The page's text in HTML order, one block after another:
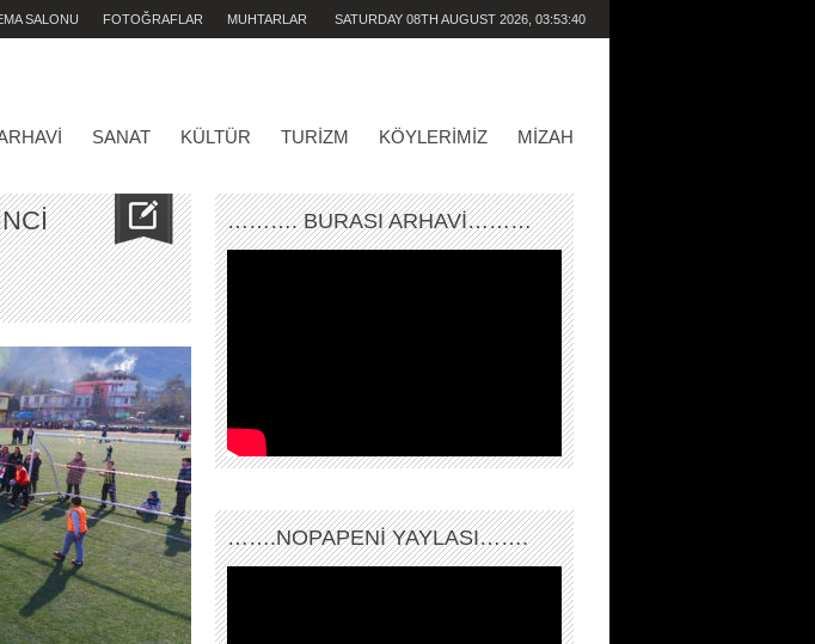
SALONU FOTOĞRAFLAR MUHTARLAR SATURDAY 08TH AUGUST 2026, 03:53:40
SANAT KÜLTÜR TURIZM KÖYLERIMIZ MIZAH
………. BURASI ARHAVİ………
…….NOPAPENİ YAYLASI…….